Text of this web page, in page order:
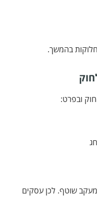
בהמשך.
ובפרט:
מעקב שוטף. לכן עסקים